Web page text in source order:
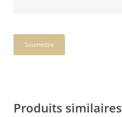
Produits similaires